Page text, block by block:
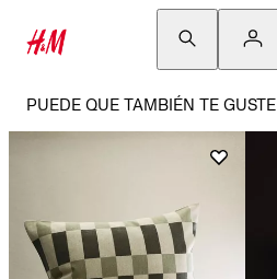
PUEDE QUE TAMBIÉN TE GUSTE